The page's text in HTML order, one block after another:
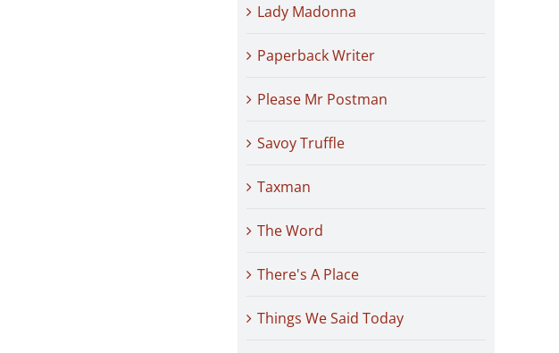
Lady Madonna
Paperback Writer
Please Mr Postman
Savoy Truffle
Taxman
The Word
There's A Place
Things We Said Today